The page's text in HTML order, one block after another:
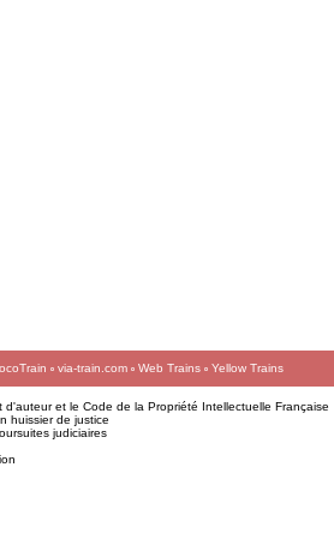
via-train.com Web Trains
Yellow Trains
et le Code de la Propriété Intellectuelle Française
huissier de justice
judiciaires